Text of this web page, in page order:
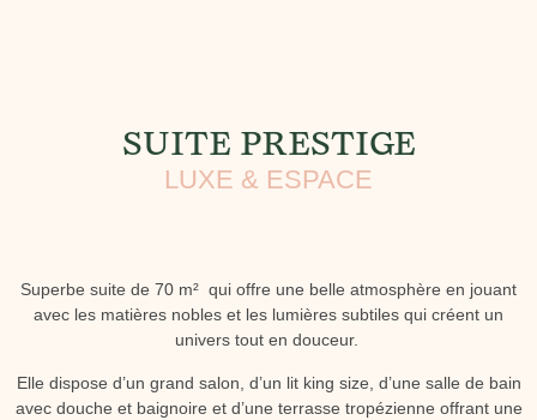
SUITE PRESTIGE
LUXE & ESPACE​
Superbe suite de 70 m² qui offre une belle atmosphère en jouant
avec les matières nobles et les lumières subtiles qui créent un
univers tout en douceur.
Elle dispose d’un grand salon, d’un lit king size, d’une salle de bain
avec douche et baignoire et d’une terrasse tropézienne offrant une